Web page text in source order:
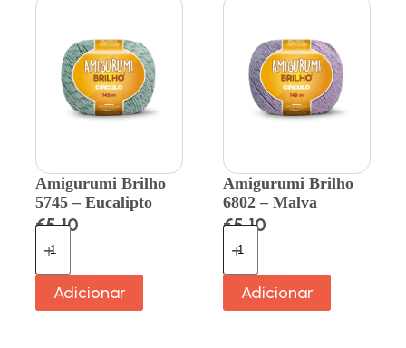
Amigurumi Brilho
5745 – Eucalipto
€5.10
Adicionar
Amigurumi Brilho
6802 – Malva
€5.10
Adicionar